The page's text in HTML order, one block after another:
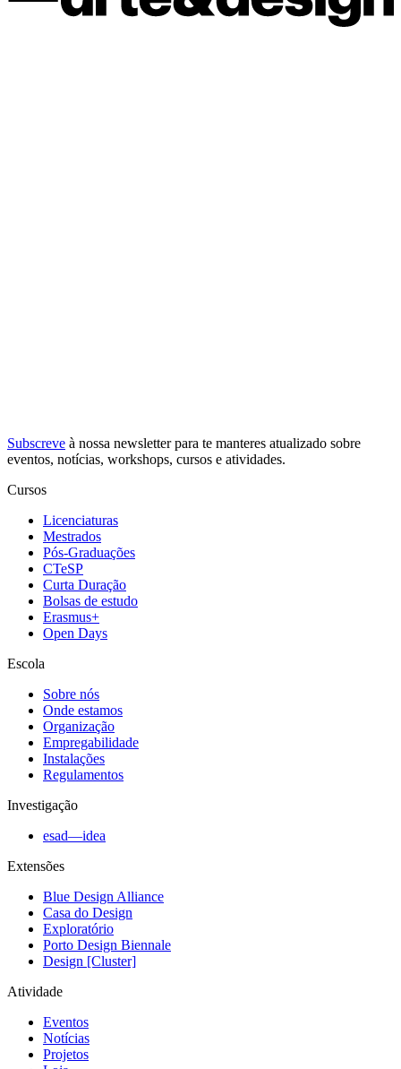
Subscreve à nossa newsletterpara te manteres atualizado sobre
eventos, notícias, workshops, cursos e atividades.
Cursos
Licenciaturas
Mestrados
Pós-Graduações
CTeSP
Curta Duração
Bolsas de estudo
Erasmus+
Open Days
Escola
Sobre nós
Onde estamos
Organização
Empregabilidade
Instalações
Regulamentos
Investigação
esad—idea
Extensões
Blue Design Alliance
Casa do Design
Exploratório
Porto Design Biennale
Design [Cluster]
Atividade
Eventos
Notícias
Projetos